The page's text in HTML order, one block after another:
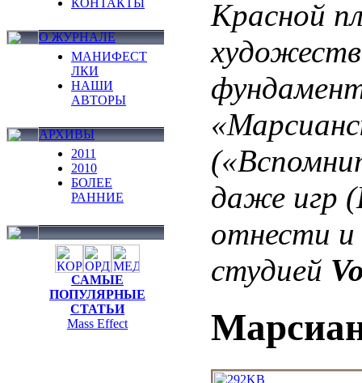
КОНТАКТЫ
О ЖУРНАЛЕ
МАНИФЕСТ
ЛКИ
НАШИ
АВТОРЫ
АРХИВЫ
2011
2010
БОЛЕЕ
РАННИЕ
САМЫЕ
ПОПУЛЯРНЫЕ
СТАТЬИ
Mass Effect
Красной
даже игр
отнести
студией